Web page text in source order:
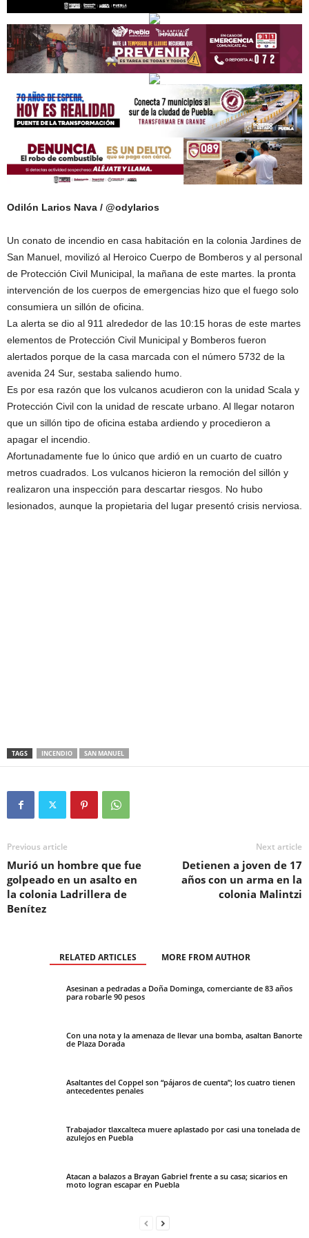
Odilón Larios Nava / @odylarios
Un conato de incendio en casa habitación en la colonia Jardines de
San Manuel, movilizó al Heroico Cuerpo de Bomberos y al personal
de Protección Civil Municipal, la mañana de este martes. la pronta
intervención de los cuerpos de emergencias hizo que el fuego solo
consumiera un sillón de oficina.
La alerta se dio al 911 alrededor de las 10:15 horas de este martes
elementos de Protección Civil Municipal y Bomberos fueron
alertados porque de la casa marcada con el número 5732 de la
avenida 24 Sur, sestaba saliendo humo.
Es por esa razón que los vulcanos acudieron con la unidad Scala y
Protección Civil con la unidad de rescate urbano. Al llegar notaron
que un sillón tipo de oficina estaba ardiendo y procedieron a
apagar el incendio.
Afortunadamente fue lo único que ardió en un cuarto de cuatro
metros cuadrados. Los vulcanos hicieron la remoción del sillón y
realizaron una inspección para descartar riesgos. No hubo
lesionados, aunque la propietaria del lugar presentó crisis nerviosa.
TAGS INCENDIO SAN MANUEL
Previous article
Murió un hombre que fue
golpeado en un asalto en
la colonia Ladrillera de
Benítez
Next article
Detienen a joven de 17
años con un arma en la
colonia Malintzi
RELATED ARTICLES MORE FROM AUTHOR
Asesinan a pedradas a Doña Dominga, comerciante de 83 años
para robarle 90 pesos
Con una nota y la amenaza de llevar una bomba, asaltan Banorte
de Plaza Dorada
Asaltantes del Coppel son “pájaros de cuenta”; los cuatro tienen
antecedentes penales
Trabajador tlaxcalteca muere aplastado por casi una tonelada de
azulejos en Puebla
Atacan a balazos a Brayan Gabriel frente a su casa; sicarios en
moto logran escapar en Puebla